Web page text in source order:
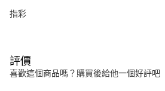
指彩
評價
喜歡這個商品嗎？購買後給他一個好評吧